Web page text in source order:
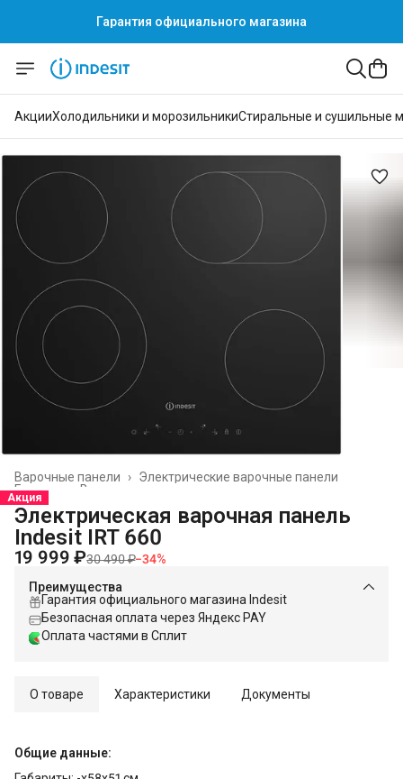
Гарантия официального магазина
АкцииХолодильники и морозильникиСтиральные и сушильные
Электрические варочные панели
Варочные панели
›
Встраиваемая техника
Главная
Акция
Электрическая варочная панель
Indesit IRT 660
19 999 ₽30 490 ₽−34%
Преимущества
Гарантия официального магазина Indesit
Безопасная оплата через Яндекс PAY
Оплата частями в Сплит
О товаре Характеристики Документы
Общие данные: